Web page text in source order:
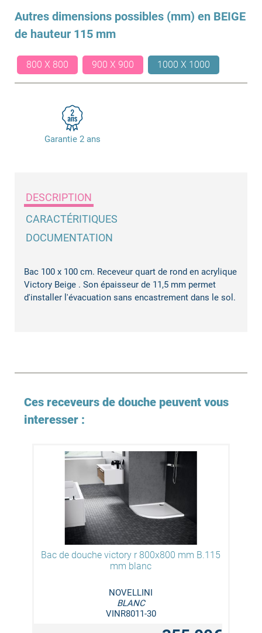
Autres dimensions possibles (mm) en BEIGE
de hauteur 115 mm
800 X 800 900 X 900 1000 X 1000
Garantie 2 ans
DESCRIPTION
CARACTÉRITIQUES
DOCUMENTATION
Bac 100 x 100 cm. Receveur quart de rond en acrylique
Victory Beige . Son épaisseur de 11,5 mm permet
d'installer l'évacuation sans encastrement dans le sol.
Ces receveurs de douche peuvent vous
interesser :
Bac de douche victory r 800x800 mm B.115
mm blanc
NOVELLINI
BLANC
VINR8011-30